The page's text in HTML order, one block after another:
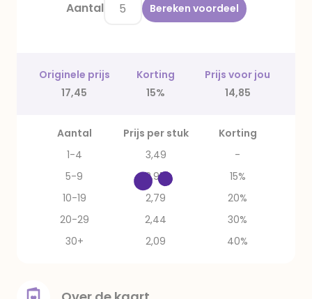
Aantal Bereken voordeel
Originele prijs Korting
Prijs voor jou
17,45
15% 14,85
Aantal Prijs per stuk
Korting
1-4
3,49
-
5-9
2,97
15%
10-19
2,79
20%
20-29
2,44
30%
30+
2,09 40%